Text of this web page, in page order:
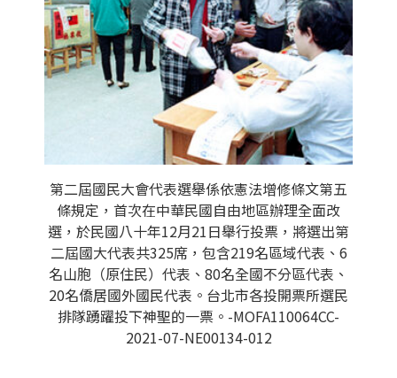
第二屆國民大會代表選舉係依憲法增修條文第五
條規定，首次在中華民國自由地區辦理全面改
選，於民國八十年12月21日舉行投票，將選出第
二屆國大代表共325席，包含219名區域代表、6
名山胞（原住民）代表、80名全國不分區代表、
20名僑居國外國民代表。台北市各投開票所選民
排隊踴躍投下神聖的一票。-MOFA110064CC-
2021-07-NE00134-012